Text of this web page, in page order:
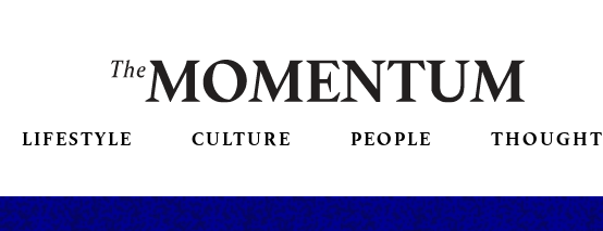
LIFESTYLE CULTURE PEOPLE THOUGHT